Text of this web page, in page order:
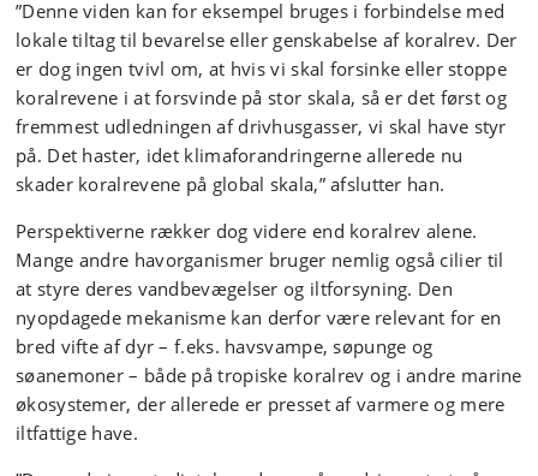
”Denne viden kan for eksempel bruges i forbindelse med
lokale tiltag til bevarelse eller genskabelse af koralrev. Der
er dog ingen tvivl om, at hvis vi skal forsinke eller stoppe
koralrevene i at forsvinde på stor skala, så er det først og
fremmest udledningen af drivhusgasser, vi skal have styr
på. Det haster, idet klimaforandringerne allerede nu
skader koralrevene på global skala,” afslutter han.
Perspektiverne rækker dog videre end koralrev alene.
Mange andre havorganismer bruger nemlig også cilier til
at styre deres vandbevægelser og iltforsyning. Den
nyopdagede mekanisme kan derfor være relevant for en
bred vifte af dyr – f.eks. havsvampe, søpunge og
søanemoner – både på tropiske koralrev og i andre marine
økosystemer, der allerede er presset af varmere og mere
iltfattige have.